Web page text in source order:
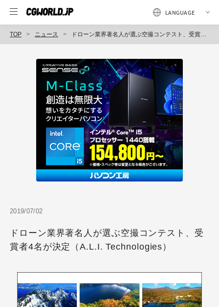
TOP ニュース ドローン業界著名人が選ぶ空撮コンテスト、受賞者4名が決定（A.L.I. Technologies）
2019/07/02
ドローン業界著名人が選ぶ空撮コンテスト、受
賞者4名が決定（A.L.I. Technologies）